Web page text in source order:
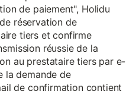
de paiement", Holidu
réservation de
tiers et confirme
réussie de la
au prestataire tiers par e-
la demande de
de confirmation contient